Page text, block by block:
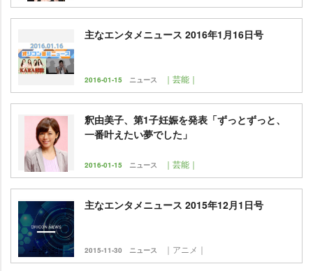
主なエンタメニュース 2016年1月16日号
2016-01-15 ニュース ｜芸能｜
釈由美子、第1子妊娠を発表「ずっとずっと、
一番叶えたい夢でした」
2016-01-15 ニュース ｜芸能｜
主なエンタメニュース 2015年12月1日号
2015-11-30 ニュース ｜アニメ｜